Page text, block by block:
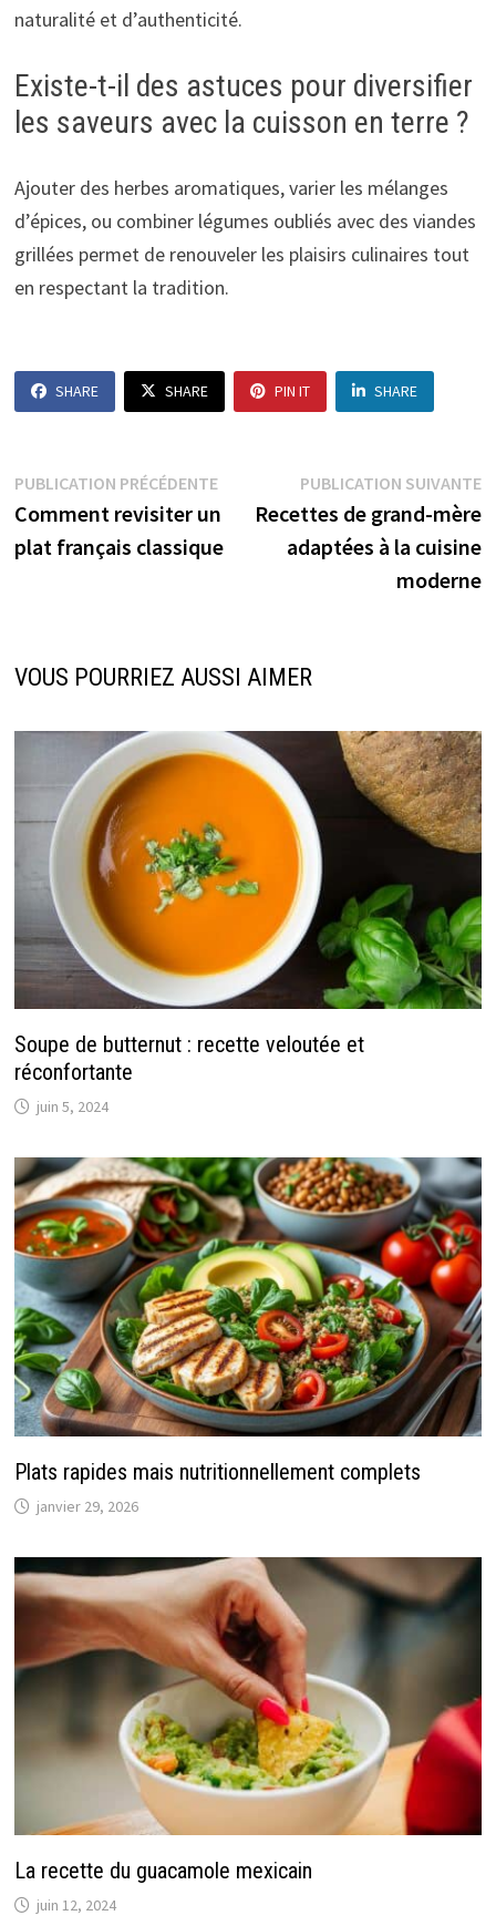
naturalité et d’authenticité.
Existe-t-il des astuces pour diversifier
les saveurs avec la cuisson en terre ?
Ajouter des herbes aromatiques, varier les mélanges
d’épices, ou combiner légumes oubliés avec des viandes
grillées permet de renouveler les plaisirs culinaires tout
en respectant la tradition.
SHARE SHARE PIN IT SHARE
Navigation
de
l’article
PUBLICATION PRÉCÉDENTEPublication
précédente :
Comment revisiter un
plat français classique
PUBLICATION SUIVANTE
Recettes de grand-mère
adaptées à la cuisine
moderne
VOUS POURRIEZ AUSSI AIMER
Soupe de butternut : recette veloutée et
réconfortante
juin 5, 2024
Plats rapides mais nutritionnellement complets
janvier 29, 2026
La recette du guacamole mexicain
juin 12, 2024